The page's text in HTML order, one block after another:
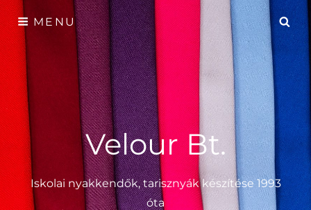
Skip
to
content
MENU
Velour Bt.
Iskolai nyakkendők, tarisznyák készítése 1993
óta